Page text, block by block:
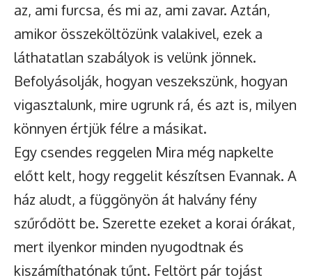
az, ami furcsa, és mi az, ami zavar. Aztán,
amikor összeköltözünk valakivel, ezek a
láthatatlan szabályok is velünk jönnek.
Befolyásolják, hogyan veszekszünk, hogyan
vigasztalunk, mire ugrunk rá, és azt is, milyen
könnyen értjük félre a másikat.
Egy csendes reggelen Mira még napkelte
előtt kelt, hogy reggelit készítsen Evannak. A
ház aludt, a függönyön át halvány fény
szűrődött be. Szerette ezeket a korai órákat,
mert ilyenkor minden nyugodtnak és
kiszámíthatónak tűnt. Feltört pár tojást